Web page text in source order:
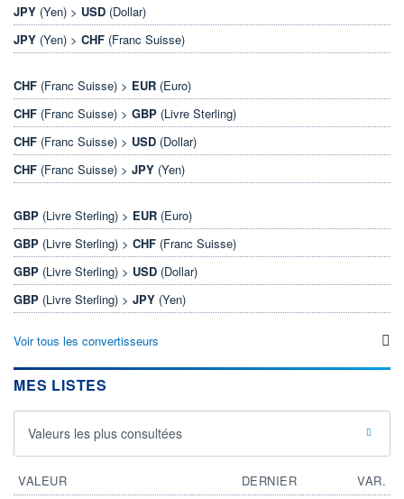
JPY (Yen) > USD (Dollar)
JPY (Yen) > CHF (Franc Suisse)
CHF (Franc Suisse) > EUR (Euro)
CHF (Franc Suisse) > GBP (Livre Sterling)
CHF (Franc Suisse) > USD (Dollar)
CHF (Franc Suisse) > JPY (Yen)
GBP (Livre Sterling) > EUR (Euro)
GBP (Livre Sterling) > CHF (Franc Suisse)
GBP (Livre Sterling) > USD (Dollar)
GBP (Livre Sterling) > JPY (Yen)
Voir tous les convertisseurs
MES LISTES
Valeurs les plus consultées
VALEUR DERNIER
VAR.